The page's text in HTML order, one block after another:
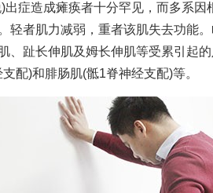
造成瘫痪者十分罕见，而多系因
轻者肌力减弱，重者该肌失去功能
、趾长伸肌及姆长伸肌等受累引起
配)和腓肠肌(骶1脊神经支配)等。